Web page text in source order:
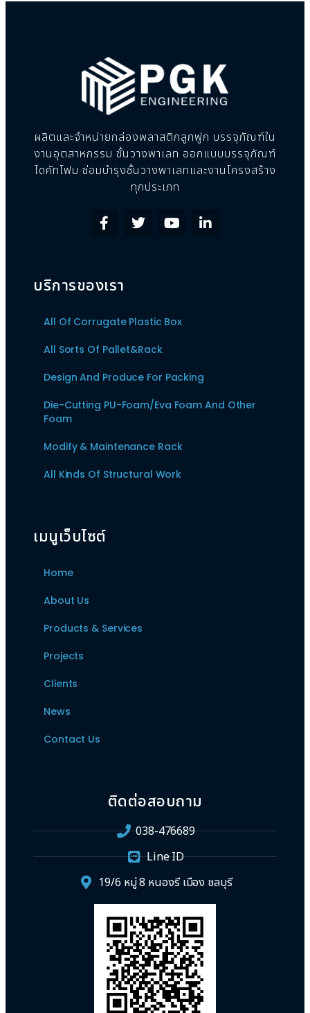
ผลิตและจำหน่ายกล่องพลาสติกลูกฟูก บรรจุภัณฑ์ใน
งานอุตสาหกรรม ชั้นวางพาเลท ออกแบบบรรจุภัณฑ์
ไดคัทโฟม ซ่อมบำรุงชั้นวางพาเลทและงานโครงสร้าง
ทุกประเภท
บริการของเรา
All Of Corrugate Plastic Box
All Sorts Of Pallet&Rack
Design And Produce For Packing
Die-Cutting PU-Foam/Eva Foam And Other
Foam
Modify & Maintenance Rack
All Kinds Of Structural Work
เมนูเว็บไซต์
Home
About Us
Products & Services
Projects
Clients
News
Contact Us
ติดต่อสอบถาม
038-476689
Line ID
19/6 หมู่ 8 หนองรี เมือง ชลบุรี